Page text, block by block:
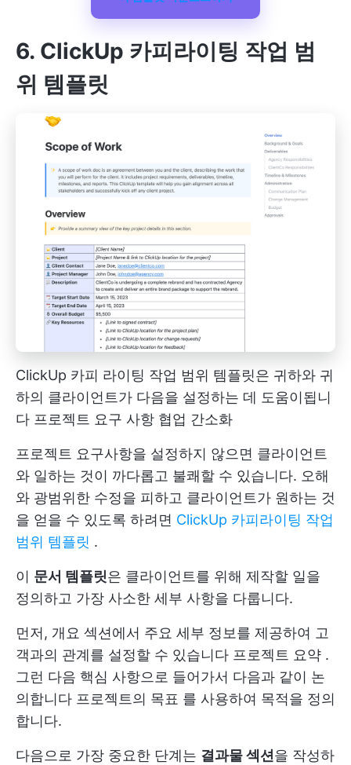
6. ClickUp 카피라이팅 작업 범
위 템플릿
ClickUp 카피 라이팅 작업 범위 템플릿은 귀하와 귀
하의 클라이언트가 다음을 설정하는 데 도움이됩니
다 프로젝트 요구 사항 협업 간소화
프로젝트 요구사항을 설정하지 않으면 클라이언트
와 일하는 것이 까다롭고 불쾌할 수 있습니다. 오해
와 광범위한 수정을 피하고 클라이언트가 원하는 것
을 얻을 수 있도록 하려면 ClickUp 카피라이팅 작업
범위 템플릿 .
이 문서 템플릿은 클라이언트를 위해 제작할 일을
정의하고 가장 사소한 세부 사항을 다룹니다.
먼저, 개요 섹션에서 주요 세부 정보를 제공하여 고
객과의 관계를 설정할 수 있습니다 프로젝트 요약 .
그런 다음 핵심 사항으로 들어가서 다음과 같이 논
의합니다 프로젝트의 목표 를 사용하여 목적을 정의
합니다.
다음으로 가장 중요한 단계는 결과물 섹션을 작성하